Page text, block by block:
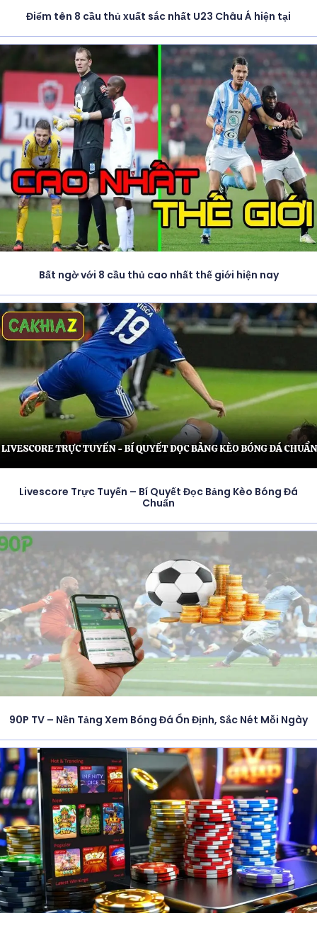
Điểm tên 8 cầu thủ xuất sắc nhất U23 Châu Á hiện tại
Bất ngờ với 8 cầu thủ cao nhất thế giới hiện nay
Livescore Trực Tuyến – Bí Quyết Đọc Bảng Kèo Bóng Đá
Chuẩn
90P TV – Nền Tảng Xem Bóng Đá Ổn Định, Sắc Nét Mỗi Ngày